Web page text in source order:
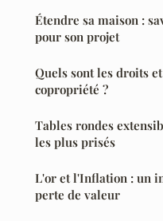
Étendre sa maison :
pour son projet
Quels sont les droits
copropriété ?
Tables rondes
les plus prisés
L'or et l'Inflation : un
perte de valeur